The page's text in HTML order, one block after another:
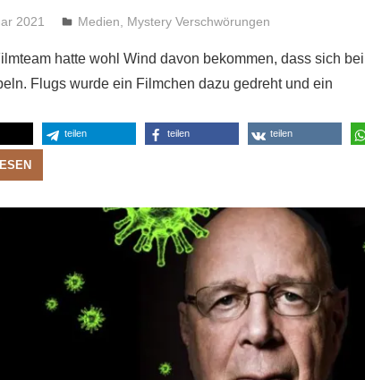
2021 Niki Vogt
Medien Mystery Verschwörungen
hatte wohl Wind davon bekommen, dass sich
Flugs wurde ein Filmchen dazu gedreht und ein
teilen teilen teilen